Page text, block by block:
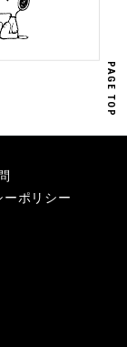
PAGE TOP
ーポリシー